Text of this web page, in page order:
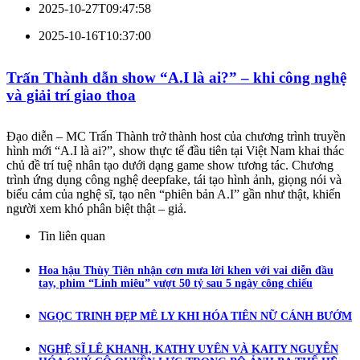
2025-10-27T09:47:58
2025-10-16T10:37:00
Trấn Thành dẫn show “A.I là ai?” – khi công nghệ
và giải trí giao thoa
Đạo diễn – MC Trấn Thành trở thành host của chương trình truyền
hình mới “A.I là ai?”, show thực tế đầu tiên tại Việt Nam khai thác
chủ đề trí tuệ nhân tạo dưới dạng game show tương tác. Chương
trình ứng dụng công nghệ deepfake, tái tạo hình ảnh, giọng nói và
biểu cảm của nghệ sĩ, tạo nên “phiên bản A.I” gần như thật, khiến
người xem khó phân biệt thật – giả.
Tin liên quan
Hoa hậu Thùy Tiên nhận cơn mưa lời khen với vai diễn đầu
tay, phim “Linh miêu” vượt 50 tỷ sau 5 ngày công chiếu
NGỌC TRINH ĐẸP MÊ LY KHI HÓA TIÊN NỮ CÁNH BƯỚM
NGHỆ SĨ LÊ KHANH, KATHY UYÊN VÀ KAITY NGUYỄN